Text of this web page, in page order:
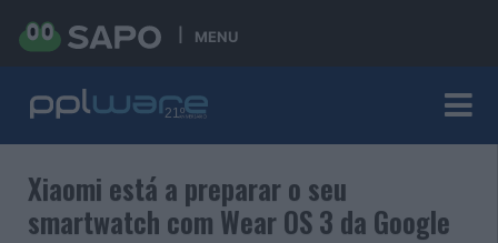
MENU
Xiaomi está a preparar o seu
smartwatch com Wear OS 3 da Google